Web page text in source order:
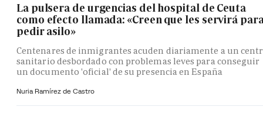
La pulsera de urgencias del hospital de Ceuta
como efecto llamada: «Creen que les servirá
pedir asilo»
Centenares de inmigrantes acuden diariamente a un
sanitario desbordado con problemas leves para conseguir
un documento 'oficial' de su presencia en España
Nuria Ramírez de Castro